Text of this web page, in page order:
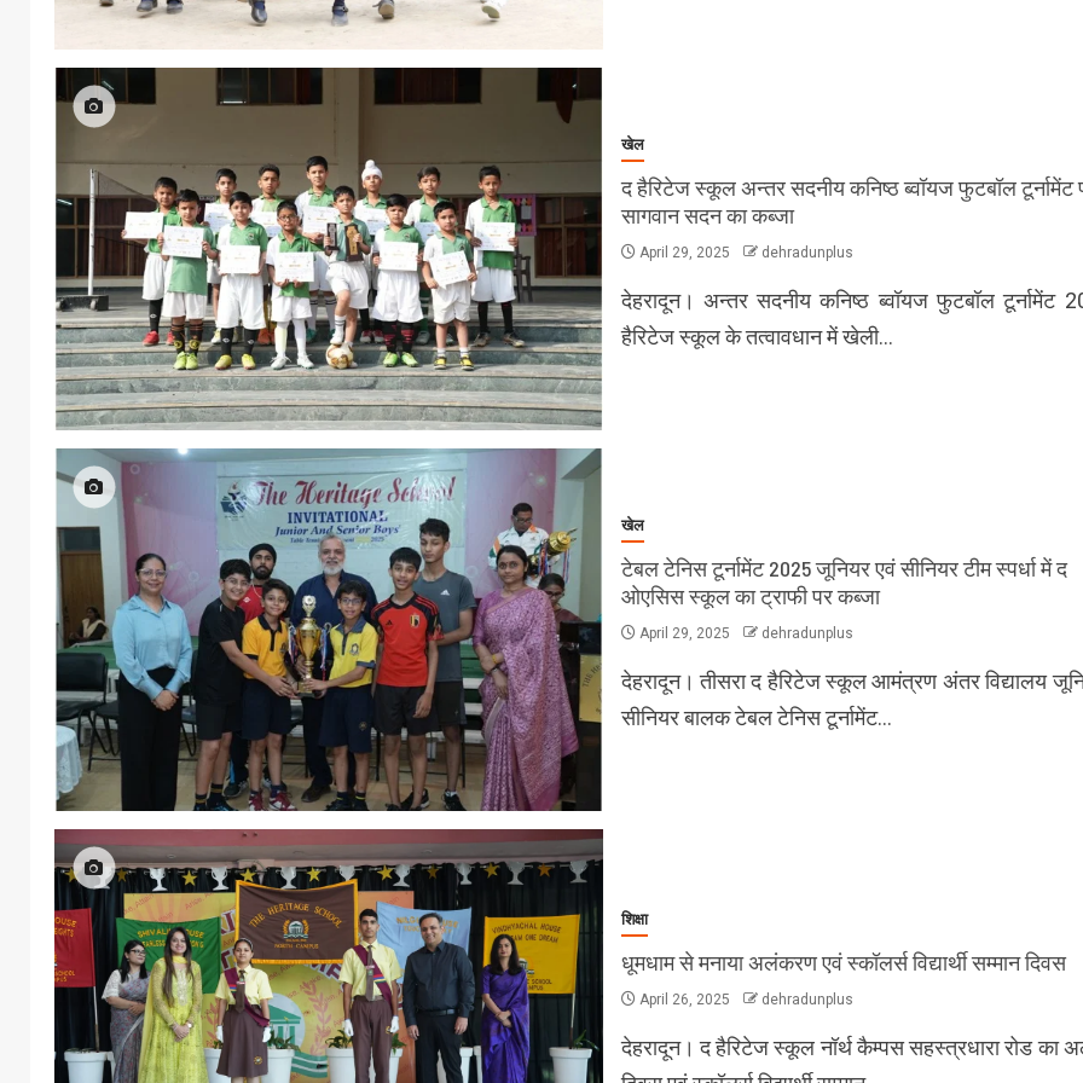
खेल
द हैरिटेज स्कूल अन्तर सदनीय कनिष्ठ ब्वॉयज फुटबॉल टूर्नामेंट
सागवान सदन का कब्जा
April 29, 2025 dehradunplus
देहरादून। अन्तर सदनीय कनिष्ठ ब्वॉयज फुटबॉल टूर्नामेंट
हैरिटेज स्कूल के तत्वावधान में खेली…
खेल
टेबल टेनिस टूर्नामेंट 2025 जूनियर एवं सीनियर टीम स्पर्धा में द
ओएसिस स्कूल का ट्राफी पर कब्जा
April 29, 2025 dehradunplus
देहरादून। तीसरा द हैरिटेज स्कूल आमंत्रण अंतर विद्यालय
सीनियर बालक टेबल टेनिस टूर्नामेंट…
शिक्षा
धूमधाम से मनाया अलंकरण एवं स्कॉलर्स विद्यार्थी सम्मान दिवस
April 26, 2025 dehradunplus
देहरादून। द हैरिटेज स्कूल नॉर्थ कैम्पस सहस्त्रधारा रोड का